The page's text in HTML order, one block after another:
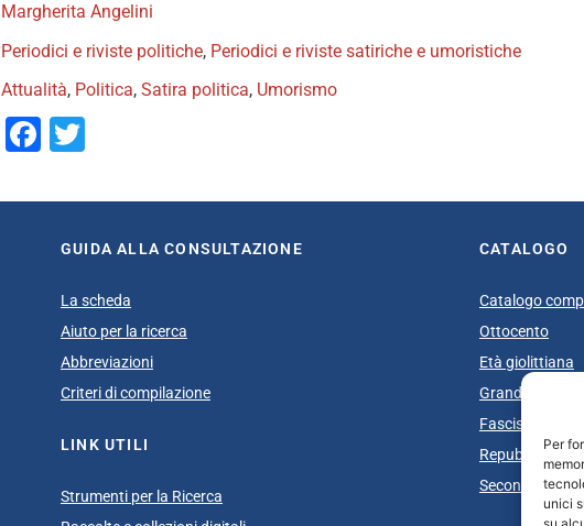
Per
unici
Margherita Angelini
Periodici e riviste politiche, Periodici e riviste satiriche e umoristiche
Attualità, Politica, Satira politica, Umorismo
Facebook
GUIDA ALLA CONSULTAZIONE
La scheda
Aiuto per la ricerca
Abbreviazioni
Criteri di compilazione
LINK UTILI
Strumenti per la Ricerca
CATALOGO
Catalogo
Ottocento
Età giolittiana
Grande Guerra
Fascismo
Repubblica
Secondo